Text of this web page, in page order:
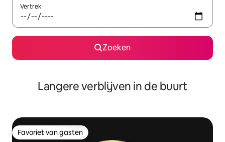
Vertrek
Zoeken
Langere verblijven in de buurt
Favoriet van gasten
Favoriet van gasten